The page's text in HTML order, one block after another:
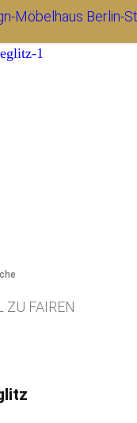
ZU FAIREN